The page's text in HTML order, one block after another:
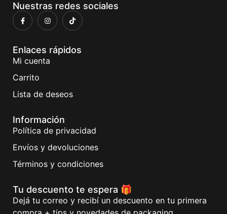
Nuestras redes sociales
Enlaces rápidos
Mi cuenta
Carrito
Lista de deseos
Información
Política de privacidad
Envíos y devoluciones
Términos y condiciones
Tu descuento te espera 🎁
Dejá tu correo y recibí un descuento en tu primera